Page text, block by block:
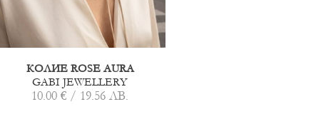
КОЛИЕ ROSE AURA
GABI JEWELLERY
10.00 € / 19.56 ЛВ.